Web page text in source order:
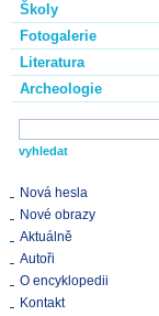
Školy
Fotogalerie
Literatura
Archeologie
Nová hesla
Nové obrazy
Aktuálně
Autoři
O encyklopedii
Kontakt